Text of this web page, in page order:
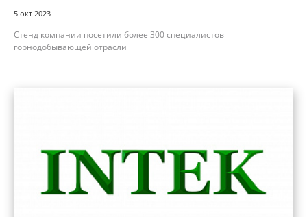
5 окт 2023
Стенд компании посетили более 300 специалистов
горнодобывающей отрасли